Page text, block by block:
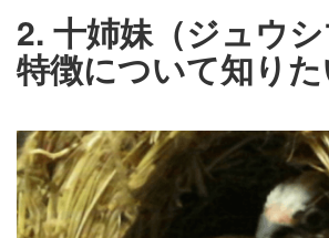
2. 十姉妹（ジュウ
特徴について知りた